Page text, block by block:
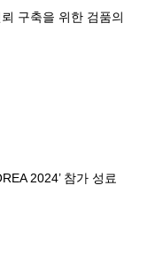
구축을 위한 검품의
2024’ 참가 성료